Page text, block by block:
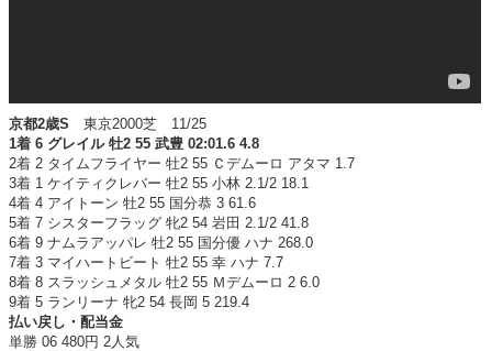
京都2歳S 東京2000芝 11/25
1着 6 グレイル 牡2 55 武豊 02:01.6 4.8
2着 2 タイムフライヤー 牡2 55 Ｃデムーロ アタマ 1.7
3着 1 ケイティクレバー 牡2 55 小林 2.1/2 18.1
4着 4 アイトーン 牡2 55 国分恭 3 61.6
5着 7 シスターフラッグ 牝2 54 岩田 2.1/2 41.8
6着 9 ナムラアッパレ 牡2 55 国分優 ハナ 268.0
7着 3 マイハートビート 牡2 55 幸 ハナ 7.7
8着 8 スラッシュメタル 牡2 55 Ｍデムーロ 2 6.0
9着 5 ランリーナ 牝2 54 長岡 5 219.4
払い戻し・配当金
単勝 06 480円 2人気